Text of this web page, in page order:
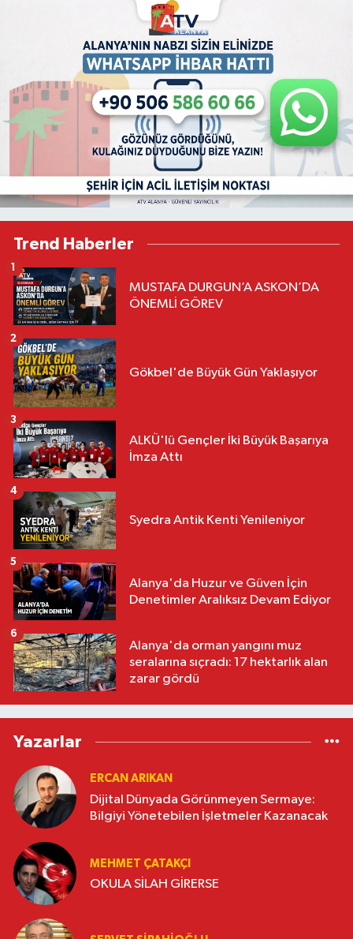
Trend Haberler
MUSTAFA DURGUN’A ASKON’DA
ÖNEMLİ GÖREV
1
Gökbel'de Büyük Gün Yaklaşıyor
2
ALKÜ'lü Gençler İki Büyük Başarıya
İmza Attı
3
Syedra Antik Kenti Yenileniyor
4
Alanya'da Huzur ve Güven İçin
Denetimler Aralıksız Devam Ediyor
5
Alanya'da orman yangını muz
seralarına sıçradı: 17 hektarlık alan
zarar gördü
6
Yazarlar
ERCAN ARIKAN
Dijital Dünyada Görünmeyen Sermaye:
Bilgiyi Yönetebilen İşletmeler Kazanacak
MEHMET ÇATAKÇI
OKULA SİLAH GİRERSE